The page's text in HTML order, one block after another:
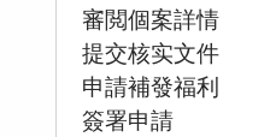
審閲個案詳情
提交核实文件
申請補發福利
簽署申請